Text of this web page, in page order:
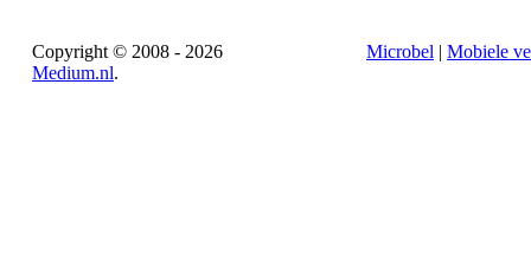
Copyright © 2008 - 2026
Medium.nl.
Microbel | Mobiele